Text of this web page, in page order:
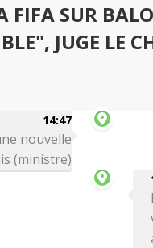
FIFA SUR
JUGE LE
14:47
nouvelle
(ministre)